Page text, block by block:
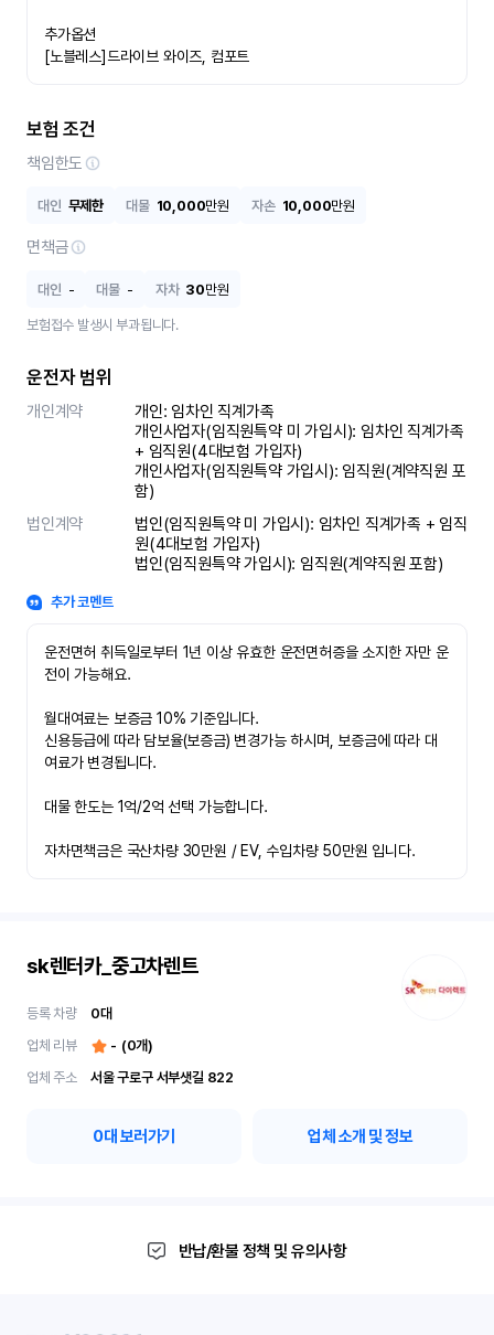
추가옵션
[노블레스]드라이브 와이즈, 컴포트
보험 조건
책임한도
대인 무제한 대물 10,000만원 자손 10,000만원
면책금
대인 - 대물 - 자차 30만원
보험접수 발생시 부과됩니다.
운전자 범위
개인계약
개인: 임차인 직계가족
개인사업자(임직원특약 미 가입시): 임차인 직계가족
+ 임직원(4대보험 가입자)
개인사업자(임직원특약 가입시): 임직원(계약직원 포
함)
법인계약
법인(임직원특약 미 가입시): 임차인 직계가족 + 임직
원(4대보험 가입자)
법인(임직원특약 가입시): 임직원(계약직원 포함)
추가 코멘트
운전면허 취득일로부터 1년 이상 유효한 운전면허증을 소지한 자만 운
전이 가능해요.
월대여료는 보증금 10% 기준입니다.
신용등급에 따라 담보율(보증금) 변경가능 하시며, 보증금에 따라 대
여료가 변경됩니다.
대물 한도는 1억/2억 선택 가능합니다.
자차면책금은 국산차량 30만원 / EV, 수입차량 50만원 입니다.
sk렌터카_중고차렌트
등록 차량 0대
업체 리뷰
- (0개)
업체 주소
서울 구로구 서부샛길 822
0대 보러가기 업체 소개 및 정보
반납/환불 정책 및 유의사항